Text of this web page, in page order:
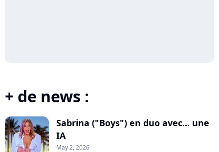
+ de news :
Sabrina ("Boys") en duo avec... une
IA
May 2, 2026